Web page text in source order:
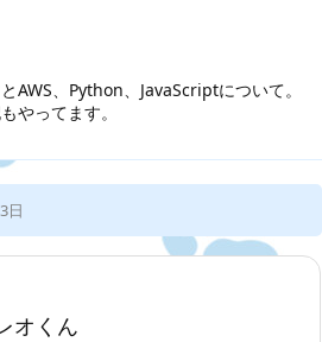
AWS、Python、JavaScriptについて。
やってます。
日
オくん